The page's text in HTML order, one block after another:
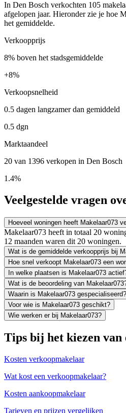
In Den Bosch verkochten 105
afgelopen jaar. Hieronder zie je hoe
het gemiddelde.
Verkoopprijs
8% boven het stadsgemiddelde
+8%
Verkoopsnelheid
0.5 dagen langzamer dan gemiddeld
0.5 dgn
Marktaandeel
20 van 1396 verkopen in Den Bosch
1.4%
Veelgestelde vragen
Hoeveel woningen heeft Makelaar073
Makelaar073 heeft in totaal 20
12 maanden waren dit 20 woningen.
Wat is de gemiddelde verkoopprijs bij
Hoe snel verkoopt Makelaar073 een
In welke plaatsen is Makelaar073
Wat is de beoordeling van
Waarin is Makelaar073 gespecialiseerd?
Voor wie is Makelaar073 geschikt?
Wie werken er bij Makelaar073?
Tips bij het kiezen van
Kosten verkoopmakelaar
Wat kost een verkoopmakelaar?
Kosten aankoopmakelaar
Tarieven en prijzen vergelijken